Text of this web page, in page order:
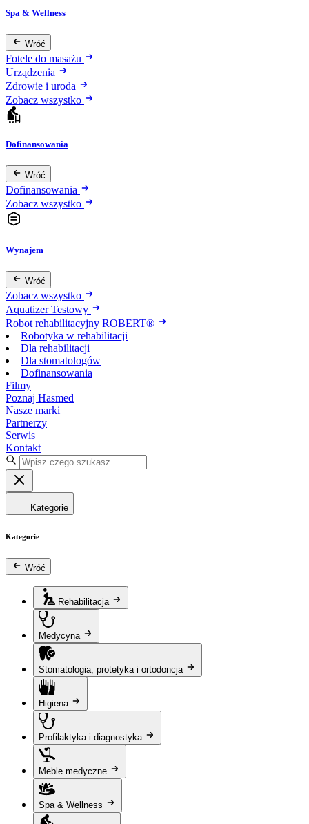
Spa & Wellness
Wróć
Fotele do masażu
Urządzenia
Zdrowie i uroda
Zobacz wszystko
Dofinansowania
Wróć
Dofinansowania
Zobacz wszystko
Wynajem
Wróć
Zobacz wszystko
Aquatizer Testowy
Robot rehabilitacyjny ROBERT®
Robotyka w rehabilitacji
Dla rehabilitacji
Dla stomatologów
Dofinansowania
Filmy
Poznaj Hasmed
Nasze marki
Partnerzy
Serwis
Kontakt
Kategorie
Kategorie
Wróć
Rehabilitacja
Medycyna
Stomatologia, protetyka i ortodoncja
Higiena
Profilaktyka i diagnostyka
Meble medyczne
Spa & Wellness